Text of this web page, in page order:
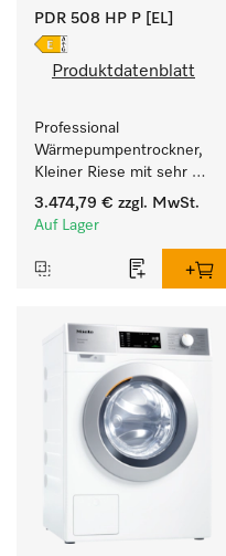
PDR 508 HP P [EL]
Produktdatenblatt
Professional
Wärmepumpentrockner,
Kleiner Riese mit sehr
geringem
Energieverbrauch und
Füllgewicht 8 kg.
3.474,79 € zzgl. MwSt.
Auf Lager